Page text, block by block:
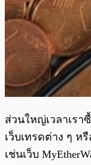
ส่วนใหญ่เวลาเรา
เว็บเทรดต่าง ๆ ห
เช่นเว็บ